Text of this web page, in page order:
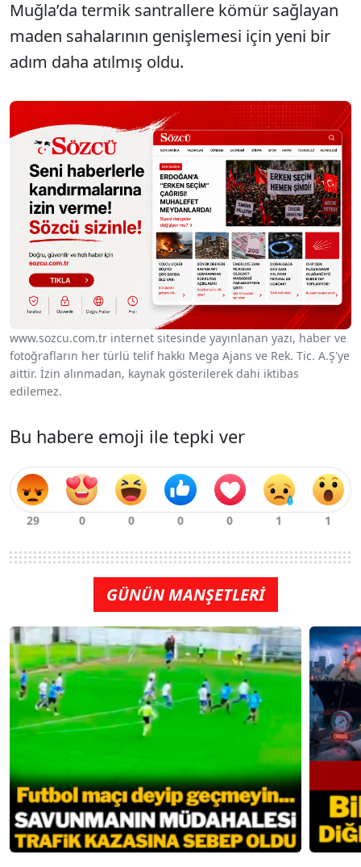
Muğla’da termik santrallere kömür sağlayan
maden sahalarının genişlemesi için yeni bir
adım daha atılmış oldu.
www.sozcu.com.tr internet sitesinde yayınlanan yazı, haber ve
fotoğrafların her türlü telif hakkı Mega Ajans ve Rek. Tic. A.Ş'ye
aittir. İzin alınmadan, kaynak gösterilerek dahi iktibas
edilemez.
Bu habere emoji ile tepki ver
GÜNÜN MANŞETLERİ